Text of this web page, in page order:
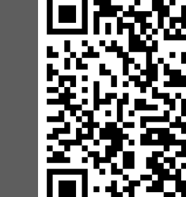
17.周邊配備-方向指示實績
18.周邊配備-車位架實績
20.智能汽機車充電樁設備實績
21.車道資訊看板實績